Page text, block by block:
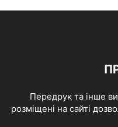
Передрук та інше
розміщені на сайті